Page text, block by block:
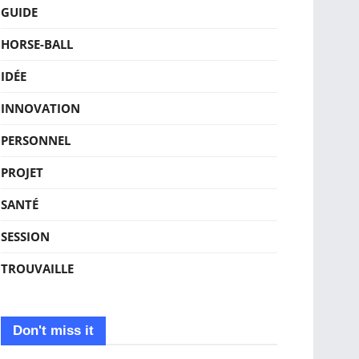
GUIDE
HORSE-BALL
IDÉE
INNOVATION
PERSONNEL
PROJET
SANTÉ
SESSION
TROUVAILLE
Don't miss it